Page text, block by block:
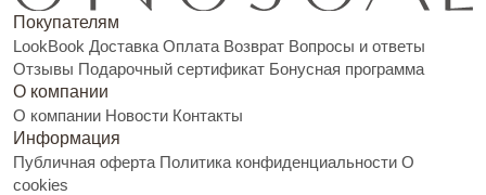
Покупателям
LookBook Доставка Оплата Возврат Вопросы и ответы
Отзывы Подарочный сертификат Бонусная программа
О компании
О компании Новости Контакты
Информация
Публичная оферта Политика конфиденциальности О
cookies